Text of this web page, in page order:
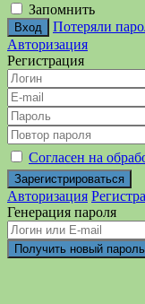
Запомнить
Потеряли
Авторизация
Регистрация
Согласен на
Авторизация
Генерация пароля